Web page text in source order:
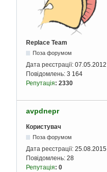
Replace Team
Поза форумом
Дата реєстрації: 07.05.2012
Повідомлень: 3 164
Репутація: 2330
avpdnepr
Користувач
Поза форумом
Дата реєстрації: 25.08.2015
Повідомлень: 28
Репутація: 0